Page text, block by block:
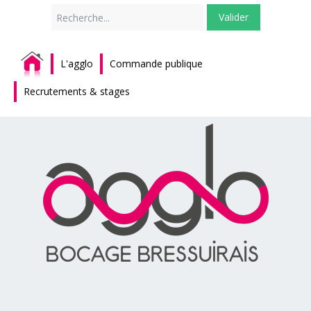
Valider
L'agglo Commande publique
Recrutements & stages